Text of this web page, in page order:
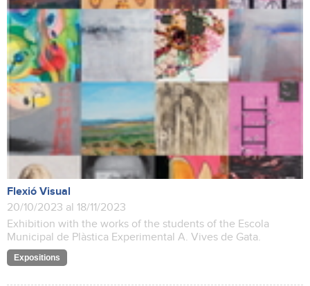
Flexió Visual
20/10/2023 al 18/11/2023
Exhibition with the works of the students of the Escola
Municipal de Plàstica Experimental A. Vives de Gata.
Expositions